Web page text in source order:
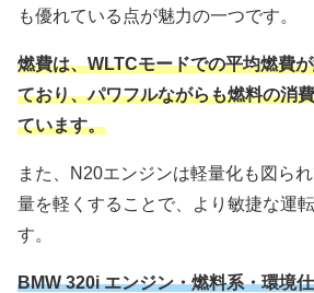
も優れている点が魅力の一つです。
燃費は、WLTCモードでの平均燃費
ており、パワフルながらも燃料の消
ています。
また、N20エンジンは軽量化も図ら
量を軽くすることで、より敏捷な運
す。
BMW 320i エンジン・燃料系・環境